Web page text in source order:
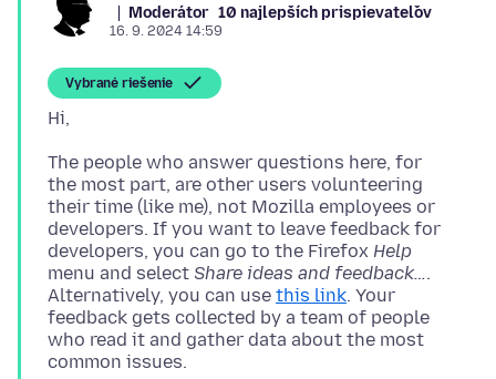
Moderátor 10 najlepších prispievateľov
16. 9. 2024 14:59
Vybrané riešenie
The people who answer questions here, for
the most part, are other users volunteering
their time (like me), not Mozilla employees or
developers. If you want to leave feedback for
developers, you can go to the Firefox Help
menu and select Share ideas and feedback….
Alternatively, you can use this link. Your
feedback gets collected by a team of people
who read it and gather data about the most